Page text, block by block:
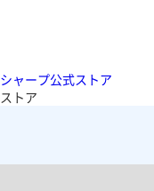
シャープ公式ストア
ストア